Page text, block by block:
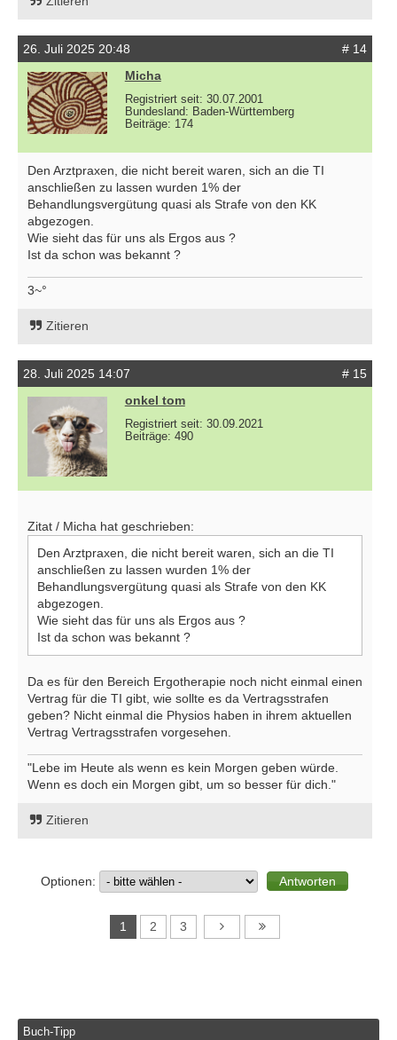
26. Juli 2025 20:48
# 14
Micha
Registriert seit: 30.07.2001
Bundesland: Baden-Württemberg
Beiträge: 174
Den Arztpraxen, die nicht bereit waren, sich an die TI
anschließen zu lassen wurden 1% der
Behandlungsvergütung quasi als Strafe von den KK
abgezogen.
Wie sieht das für uns als Ergos aus ?
Ist da schon was bekannt ?
3~°
Zitieren
28. Juli 2025 14:07
# 15
onkel tom
Registriert seit: 30.09.2021
Beiträge: 490
Zitat / Micha hat geschrieben:
Den Arztpraxen, die nicht bereit waren, sich an die TI
anschließen zu lassen wurden 1% der
Behandlungsvergütung quasi als Strafe von den KK
abgezogen.
Wie sieht das für uns als Ergos aus ?
Ist da schon was bekannt ?
Da es für den Bereich Ergotherapie noch nicht einmal einen
Vertrag für die TI gibt, wie sollte es da Vertragsstrafen
geben? Nicht einmal die Physios haben in ihrem aktuellen
Vertrag Vertragsstrafen vorgesehen.
"Lebe im Heute als wenn es kein Morgen geben würde.
Wenn es doch ein Morgen gibt, um so besser für dich."
Zitieren
Optionen:
1 2 3
Buch-Tipp